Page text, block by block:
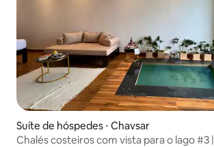
Suíte de hóspedes ⋅ Chavsar
Chalés costeiros com vista para o lago #3